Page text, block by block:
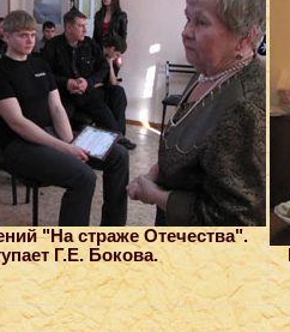
"На страже Отечества".
Г.Е. Бокова.